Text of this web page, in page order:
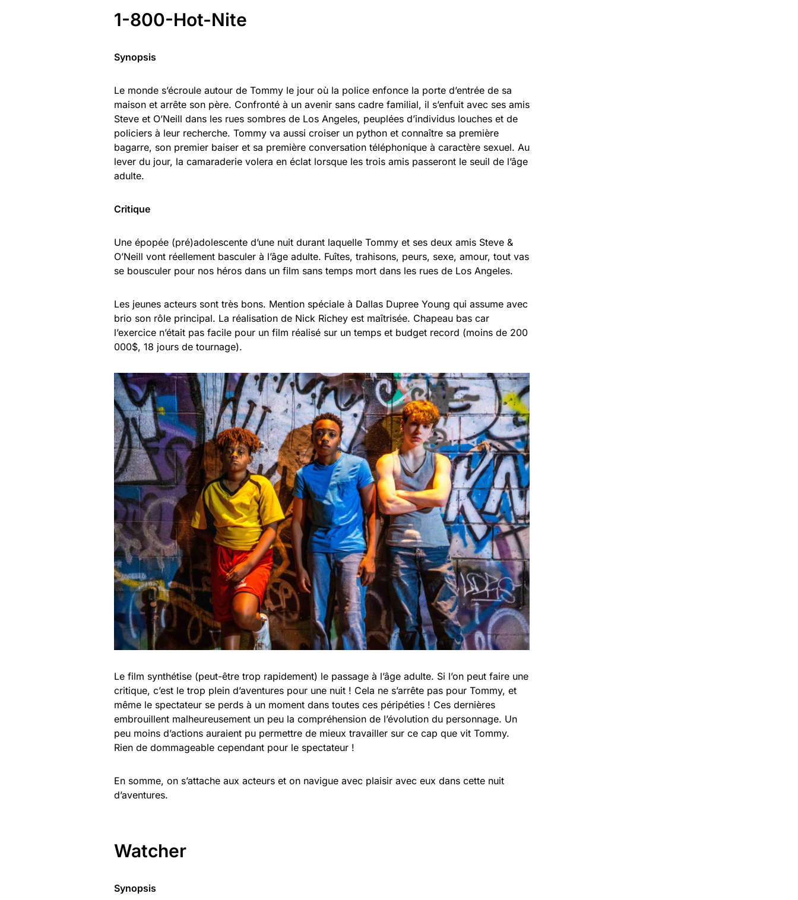
1-800-Hot-Nite
Synopsis
Le monde s’écroule autour de Tom­my le jour où la police enfonce la porte d’entrée de sa
mai­son et arrête son père. Confron­té à un ave­nir sans cadre fami­lial, il s’enfuit avec ses amis
Steve et O’Neill dans les rues sombres de Los Angeles, peu­plées d’individus louches et de
poli­ciers à leur recherche. Tom­my va aus­si croi­ser un python et connaître sa pre­mière
bagarre, son pre­mier bai­ser et sa pre­mière conver­sa­tion télé­pho­nique à carac­tère sexuel. Au
lever du jour, la cama­ra­de­rie vole­ra en éclat lorsque les trois amis pas­se­ront le seuil de l’âge
adulte.
Critique
Une épopée (pré)adolescente d’une nuit durant laquelle Tommy et ses deux amis Steve &
O’Neill vont réellement basculer à l’âge adulte. Fuîtes, trahisons, peurs, sexe, amour, tout vas
se bousculer pour nos héros dans un film sans temps mort dans les rues de Los Angeles.
Les jeunes acteurs sont très bons. Mention spéciale à Dallas Dupree Young qui assume avec
brio son rôle principal. La réalisation de Nick Richey est maîtrisée. Chapeau bas car
l’exercice n’était pas facile pour un film réalisé sur un temps et budget record (moins de 200
000$, 18 jours de tournage).
Le film synthétise (peut-être trop rapidement) le passage à l’âge adulte. Si l’on peut faire une
critique, c’est le trop plein d’aventures pour une nuit ! Cela ne s’arrête pas pour Tommy, et
même le spectateur se perds à un moment dans toutes ces péripéties ! Ces dernières
embrouillent malheureusement un peu la compréhension de l’évolution du personnage. Un
peu moins d’actions auraient pu permettre de mieux travailler sur ce cap que vit Tommy.
Rien de dommageable cependant pour le spectateur !
En somme, on s’attache aux acteurs et on navigue avec plaisir avec eux dans cette nuit
d’aventures.
Watcher
Synopsis